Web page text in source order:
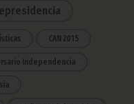
CAN 2015
Independencia